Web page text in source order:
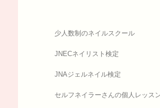
少人数制のネイルスクール
JNECネイリスト検定
JNAジェルネイル検定
セルフネイラーさんの個人レッス